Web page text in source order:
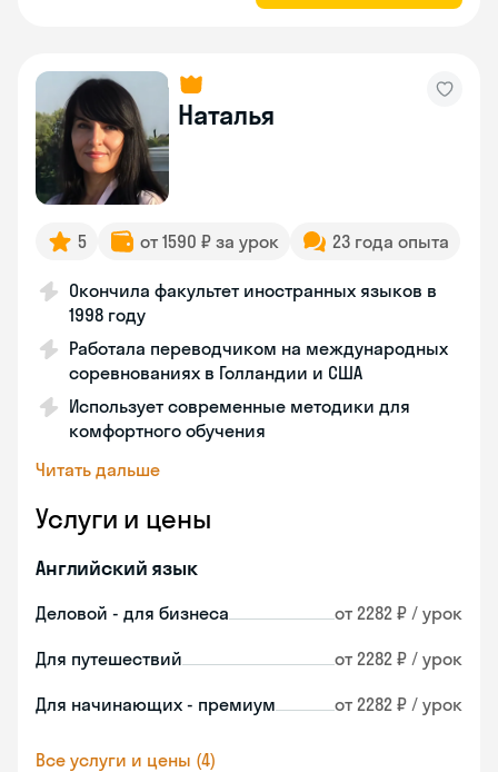
Наталья
5 от 1590 ₽ за урок 23 года опыта
Окончила факультет иностранных языков в
1998 году
Работала переводчиком на международных
соревнованиях в Голландии и США
Использует современные методики для
комфортного обучения
Читать дальше
Услуги и цены
Английский язык
Деловой - для бизнеса от 2282 ₽ / урок
Для путешествий от 2282 ₽ / урок
Для начинающих - премиум от 2282 ₽ / урок
Все услуги и цены (4)